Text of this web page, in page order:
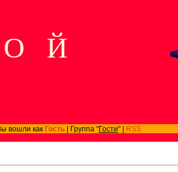
Й
как Гость| Группа "Гости" |
RSS